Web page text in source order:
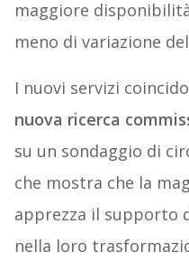
maggiore
meno di variazione
I nuovi servizi
nuova ricerca
su un sondaggio di
che mostra che la
apprezza il supporto
nella loro